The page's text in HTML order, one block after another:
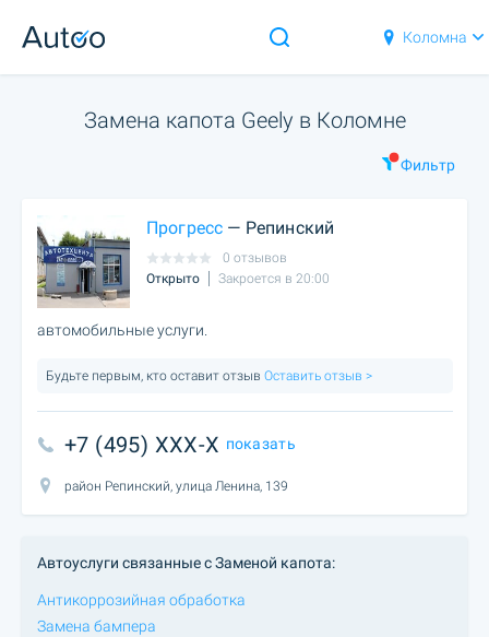
Коломна
Замена капота Geely в Коломне
Фильтр
Прогресс — Репинский
0 отзывов
Открыто
Закроется в 20:00
автомобильные услуги.
Будьте первым, кто оставит отзыв Оставить отзыв >
+7 (495) XXX-X показать
район Репинский, улица Ленина, 139
Автоуслуги связанные с Заменой капота:
Антикоррозийная обработка
Замена бампера